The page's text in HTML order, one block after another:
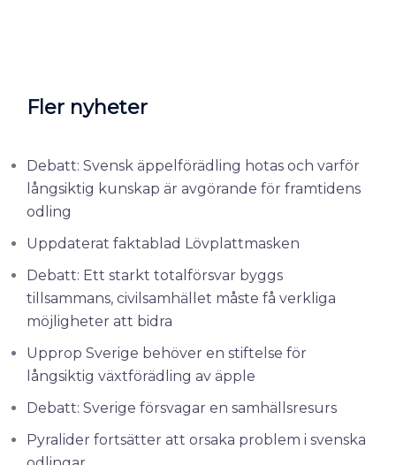
Fler nyheter
Debatt: Svensk äppelförädling hotas och varför
långsiktig kunskap är avgörande för framtidens
odling
Uppdaterat faktablad Lövplattmasken
Debatt: Ett starkt totalförsvar byggs
tillsammans, civilsamhället måste få verkliga
möjligheter att bidra
Upprop Sverige behöver en stiftelse för
långsiktig växtförädling av äpple
Debatt: Sverige försvagar en samhällsresurs
Pyralider fortsätter att orsaka problem i svenska